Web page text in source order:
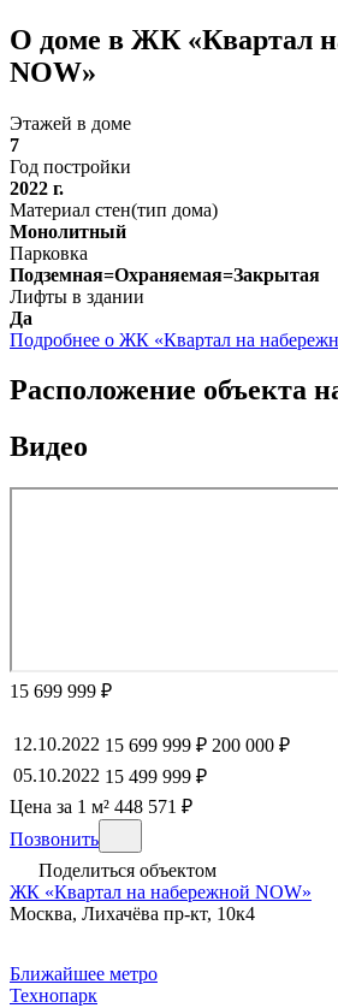
О доме в ЖК «Квартал
NOW»
Этажей в доме
7
Год постройки
2022 г.
Материал стен(тип дома)
Монолитный
Парковка
Подземная=Охраняемая=Закрытая
Лифты в здании
Да
Подробнее о ЖК «Квартал на
Расположение объекта
Видео
15 699 999 ₽
12.10.2022 15 699 999 ₽ 200 000 ₽
05.10.2022 15 499 999 ₽
Цена за 1 м² 448 571 ₽
Позвонить
Поделиться объектом
ЖК «Квартал на набережной NOW»
Москва, Лихачёва пр-кт, 10к4
Ближайшее метро
Технопарк